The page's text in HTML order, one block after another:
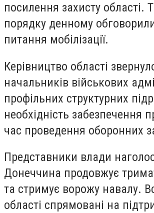
посилення захисту області.
порядку денному
питання мобілізації.
Керівництво області
начальників військових
профільних структурних
необхідність забезпечення
час проведення оборонних
Представники влади
Донеччина продовжує
та стримує ворожу навалу.
області спрямовані на